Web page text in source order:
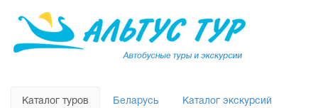
Каталог туров Беларусь Каталог экскурсий